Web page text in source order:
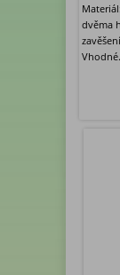
dvěma